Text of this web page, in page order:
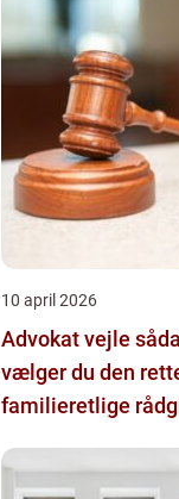
10 april 2026
Advokat vejle sådan
vælger du den
familieretlige